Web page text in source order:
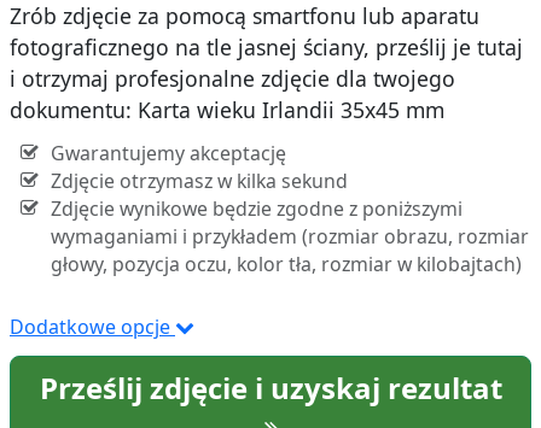
Zrób zdjęcie za pomocą smartfonu lub aparatu
fotograficznego na tle jasnej ściany, prześlij je tutaj
i otrzymaj profesjonalne zdjęcie dla twojego
dokumentu: Karta wieku Irlandii 35x45 mm
Gwarantujemy akceptację
Zdjęcie otrzymasz w kilka sekund
Zdjęcie wynikowe będzie zgodne z poniższymi
wymaganiami i przykładem (rozmiar obrazu, rozmiar
głowy, pozycja oczu, kolor tła, rozmiar w kilobajtach)
Dodatkowe opcje
Prześlij zdjęcie i uzyskaj rezultat